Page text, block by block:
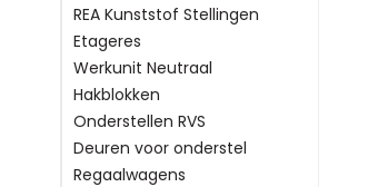
REA Kunststof Stellingen
Etageres
Werkunit Neutraal
Hakblokken
Onderstellen RVS
Deuren voor onderstel
Regaalwagens